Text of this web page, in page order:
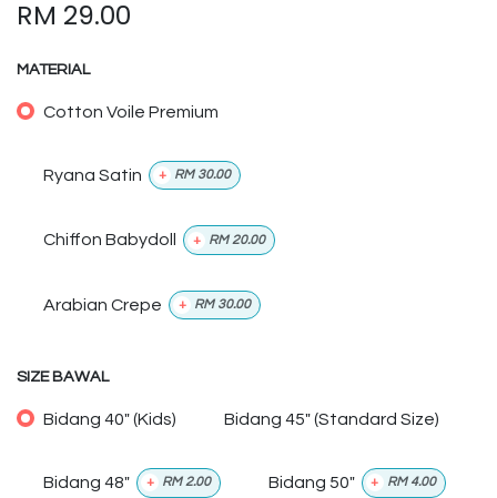
RM 29.00
MATERIAL
Cotton Voile Premium
Ryana Satin + RM 30.00
Chiffon Babydoll + RM 20.00
Arabian Crepe + RM 30.00
SIZE BAWAL
Bidang 40" (Kids) Bidang 45" (Standard Size)
Bidang 48" + RM2.00 Bidang 50" + RM 4.00